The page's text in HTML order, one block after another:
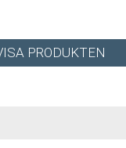
PRODUKTEN